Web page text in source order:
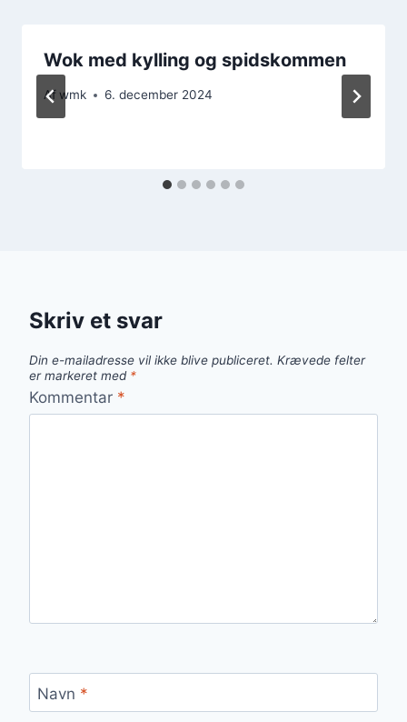
Wok med kylling og spidskommen
Af wmk 6. december 2024
Skriv et svar
Din e-mailadresse vil ikke blive publiceret. Krævede felter
er markeret med *
Kommentar *
Navn *